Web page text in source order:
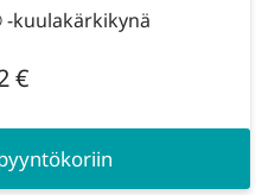
-kuulakärkikynä
€